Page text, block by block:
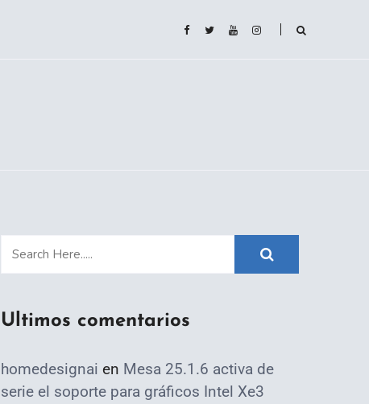
Ultimos comentarios
homedesignai en Mesa 25.1.6 activa de
serie el soporte para gráficos Intel Xe3